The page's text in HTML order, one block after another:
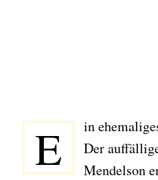
Ein
Der
Mendelson